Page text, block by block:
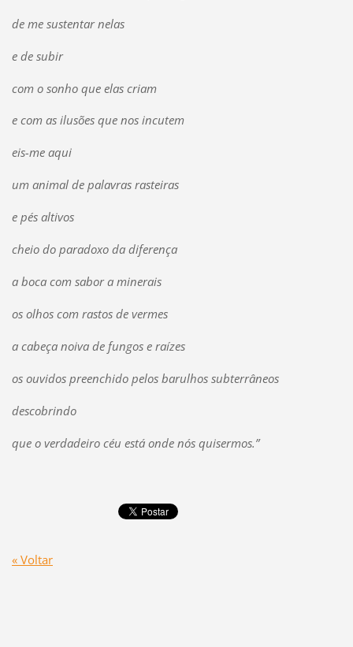
de me sustentar nelas
e de subir
com o sonho que elas criam
e com as ilusões que nos incutem
eis-me aqui
um animal de palavras rasteiras
e pés altivos
cheio do paradoxo da diferença
a boca com sabor a minerais
os olhos com rastos de vermes
a cabeça noiva de fungos e raízes
os ouvidos preenchido pelos barulhos subterrâneos
descobrindo
que o verdadeiro céu está onde nós quisermos.”
« Voltar